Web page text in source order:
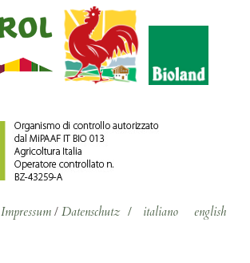
Impressum / Datenschutz / italiano english